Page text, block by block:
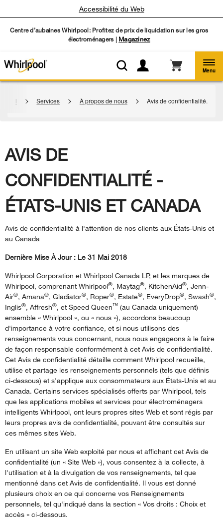
Centre d’aubaines Whirlpool: Profitez de prix de liquidation sur les gros
électroménagers | Magazinez
Accessibilité du Web
Menu
Services À propos de nous Avis de confidentialité.
AVIS DE
CONFIDENTIALITÉ -
ÉTATS-UNIS ET CANADA
Avis de confidentialité à l'attention de nos clients aux États-Unis et
au Canada
Dernière Mise À Jour : Le 31 Mai 2018
Whirlpool Corporation et Whirlpool Canada LP, et les marques de
Whirlpool, comprenant Whirlpool®, Maytag®, KitchenAid®, Jenn-
Air®, Amana®, Gladiator®, Roper®, Estate®, EveryDrop®, Swash®,
Inglis®, Affresh®, et Speed Queen™ (au Canada uniquement)
ensemble « Whirlpool », ou « nous »), accordons beaucoup
d'importance à votre confiance, et si nous utilisons des
renseignements vous concernant, nous nous engageons à le faire
de façon responsable conformément à cet Avis de confidentialité.
Cet Avis de confidentialité détaille comment Whirlpool recueille,
utilise et partage les renseignements personnels (tels que définis
ci-dessous) et s'applique aux consommateurs aux États-Unis et au
Canada. Certains services spécialisés offerts par Whirlpool, tels
que les applications mobiles et services pour électroménagers
intelligents Whirlpool, ont leurs propres sites Web et sont régis par
leurs propres avis de confidentialité, pouvant être consultés sur
ces mêmes sites Web.
En utilisant un site Web exploité par nous et affichant cet Avis de
confidentialité (un « Site Web »), vous consentez à la collecte, à
l'utilisation et à la divulgation de vos renseignements, tel que
mentionné dans cet Avis de confidentialité. Il vous est donné
plusieurs choix en ce qui concerne vos Renseignements
personnels, tel qu'indiqué dans la section « Vos droits : Choix et
accès » ci-dessous.